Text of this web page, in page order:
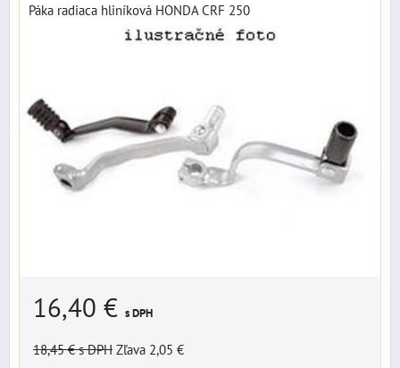
Páka radiaca hliníková HONDA CRF 250
16,40 € s DPH
18,45 €s DPH Zľava 2,05 €